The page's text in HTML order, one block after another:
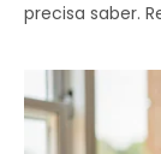
precisa saber.